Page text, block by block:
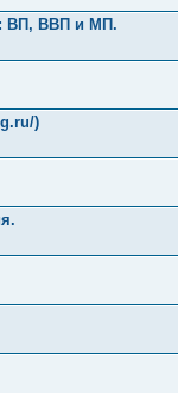
ВП, ВВП и МП.
)